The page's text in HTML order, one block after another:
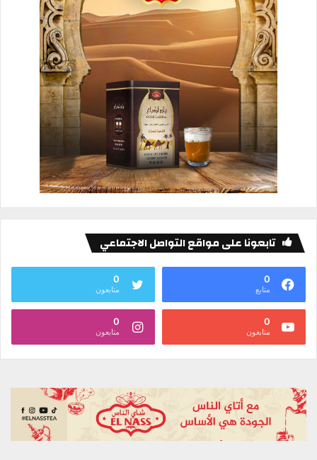
تابعونا على مواقع التواصل الاجتماعي
0
متابع
0
متابعون
0
متابعون
0
متابعون